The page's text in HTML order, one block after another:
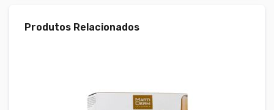
Produtos Relacionados